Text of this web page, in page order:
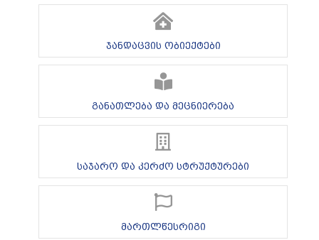
ჯანდაცვის ობიექტები
განათლება და მეცნიერება
საჯარო და კერძო სტრუქტურები
მართლწესრიგი